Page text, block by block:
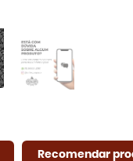
Recomendar